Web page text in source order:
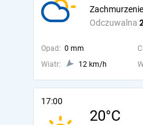
Odczuwalna
Opad: 0 mm
Wiatr:
12 km/h
17:00
20°C